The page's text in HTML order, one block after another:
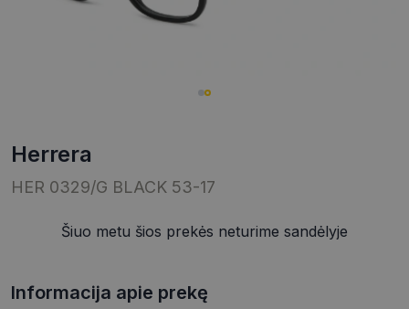
herrera
HER 0329/G BLACK 53-17
Šiuo metu šios prekės neturime sandėlyje
Informacija apie prekę